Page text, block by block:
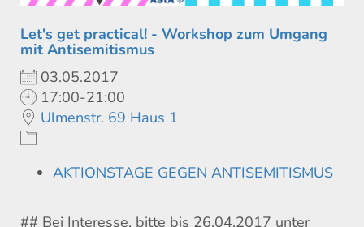
Let's get practical! - Workshop zum Umgang
mit Antisemitismus
03.05.2017
17:00-21:00
Ulmenstr. 69 Haus 1
AKTIONSTAGE GEGEN ANTISEMITISMUS
## Bei Interesse, bitte bis 26.04.2017 unter